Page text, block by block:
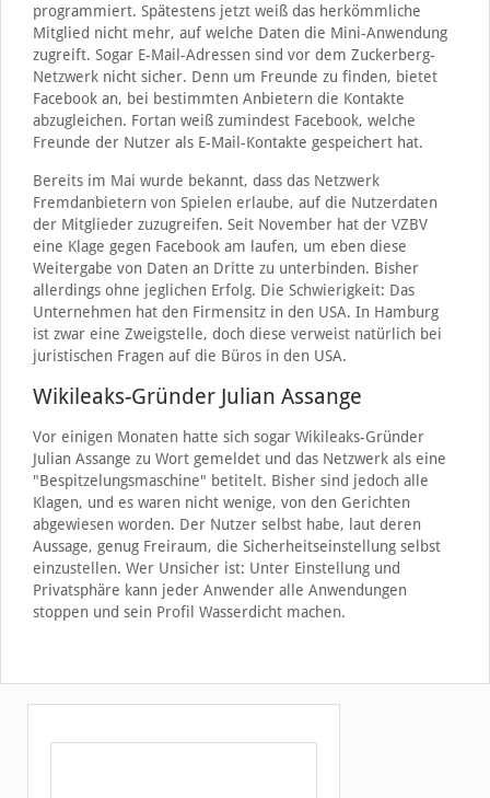
programmiert. Spätestens jetzt weiß das herkömmliche
Mitglied nicht mehr, auf welche Daten die Mini-Anwendung
zugreift. Sogar E-Mail-Adressen sind vor dem Zuckerberg-
Netzwerk nicht sicher. Denn um Freunde zu finden, bietet
Facebook an, bei bestimmten Anbietern die Kontakte
abzugleichen. Fortan weiß zumindest Facebook, welche
Freunde der Nutzer als E-Mail-Kontakte gespeichert hat.
Bereits im Mai wurde bekannt, dass das Netzwerk
Fremdanbietern von Spielen erlaube, auf die Nutzerdaten
der Mitglieder zuzugreifen. Seit November hat der VZBV
eine Klage gegen Facebook am laufen, um eben diese
Weitergabe von Daten an Dritte zu unterbinden. Bisher
allerdings ohne jeglichen Erfolg. Die Schwierigkeit: Das
Unternehmen hat den Firmensitz in den USA. In Hamburg
ist zwar eine Zweigstelle, doch diese verweist natürlich bei
juristischen Fragen auf die Büros in den USA.
Wikileaks-Gründer Julian Assange
Vor einigen Monaten hatte sich sogar Wikileaks-Gründer
Julian Assange zu Wort gemeldet und das Netzwerk als eine
"Bespitzelungsmaschine" betitelt. Bisher sind jedoch alle
Klagen, und es waren nicht wenige, von den Gerichten
abgewiesen worden. Der Nutzer selbst habe, laut deren
Aussage, genug Freiraum, die Sicherheitseinstellung selbst
einzustellen. Wer Unsicher ist: Unter Einstellung und
Privatsphäre kann jeder Anwender alle Anwendungen
stoppen und sein Profil Wasserdicht machen.